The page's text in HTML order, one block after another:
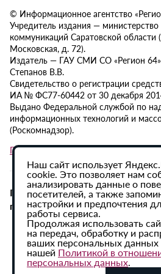
© Информационное агентство
Учредитель издания —
коммуникаций Саратовской области
Московская, д. 72).
Издатель — ГАУ СМИ СО «Регион
Степанов В.В.
Свидетельство о регистрации
ИА № ФС77-60442 от 30 декабря
Выдано Федеральной службой по
информационных технологий и
(Роскомнадзор).
Политика в отношении обработки
При использовании материалов
гиперссылка на ИА «Регион 64»
Наш сайт использует
cookie. Это позволяет нам
анализировать данные о
посетителей, а также
настройки и предпочтения
работы сервиса.
Продолжая использовать
на передач, обработку и
ваших персональных данных
нашей Политикой в
персональных данных.